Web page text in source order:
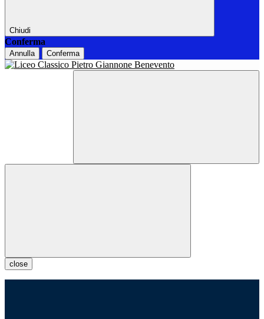
Chiudi
Conferma
Annulla Conferma
close